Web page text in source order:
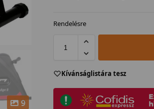
9
Rendelésre
Kívánságlistára tesz